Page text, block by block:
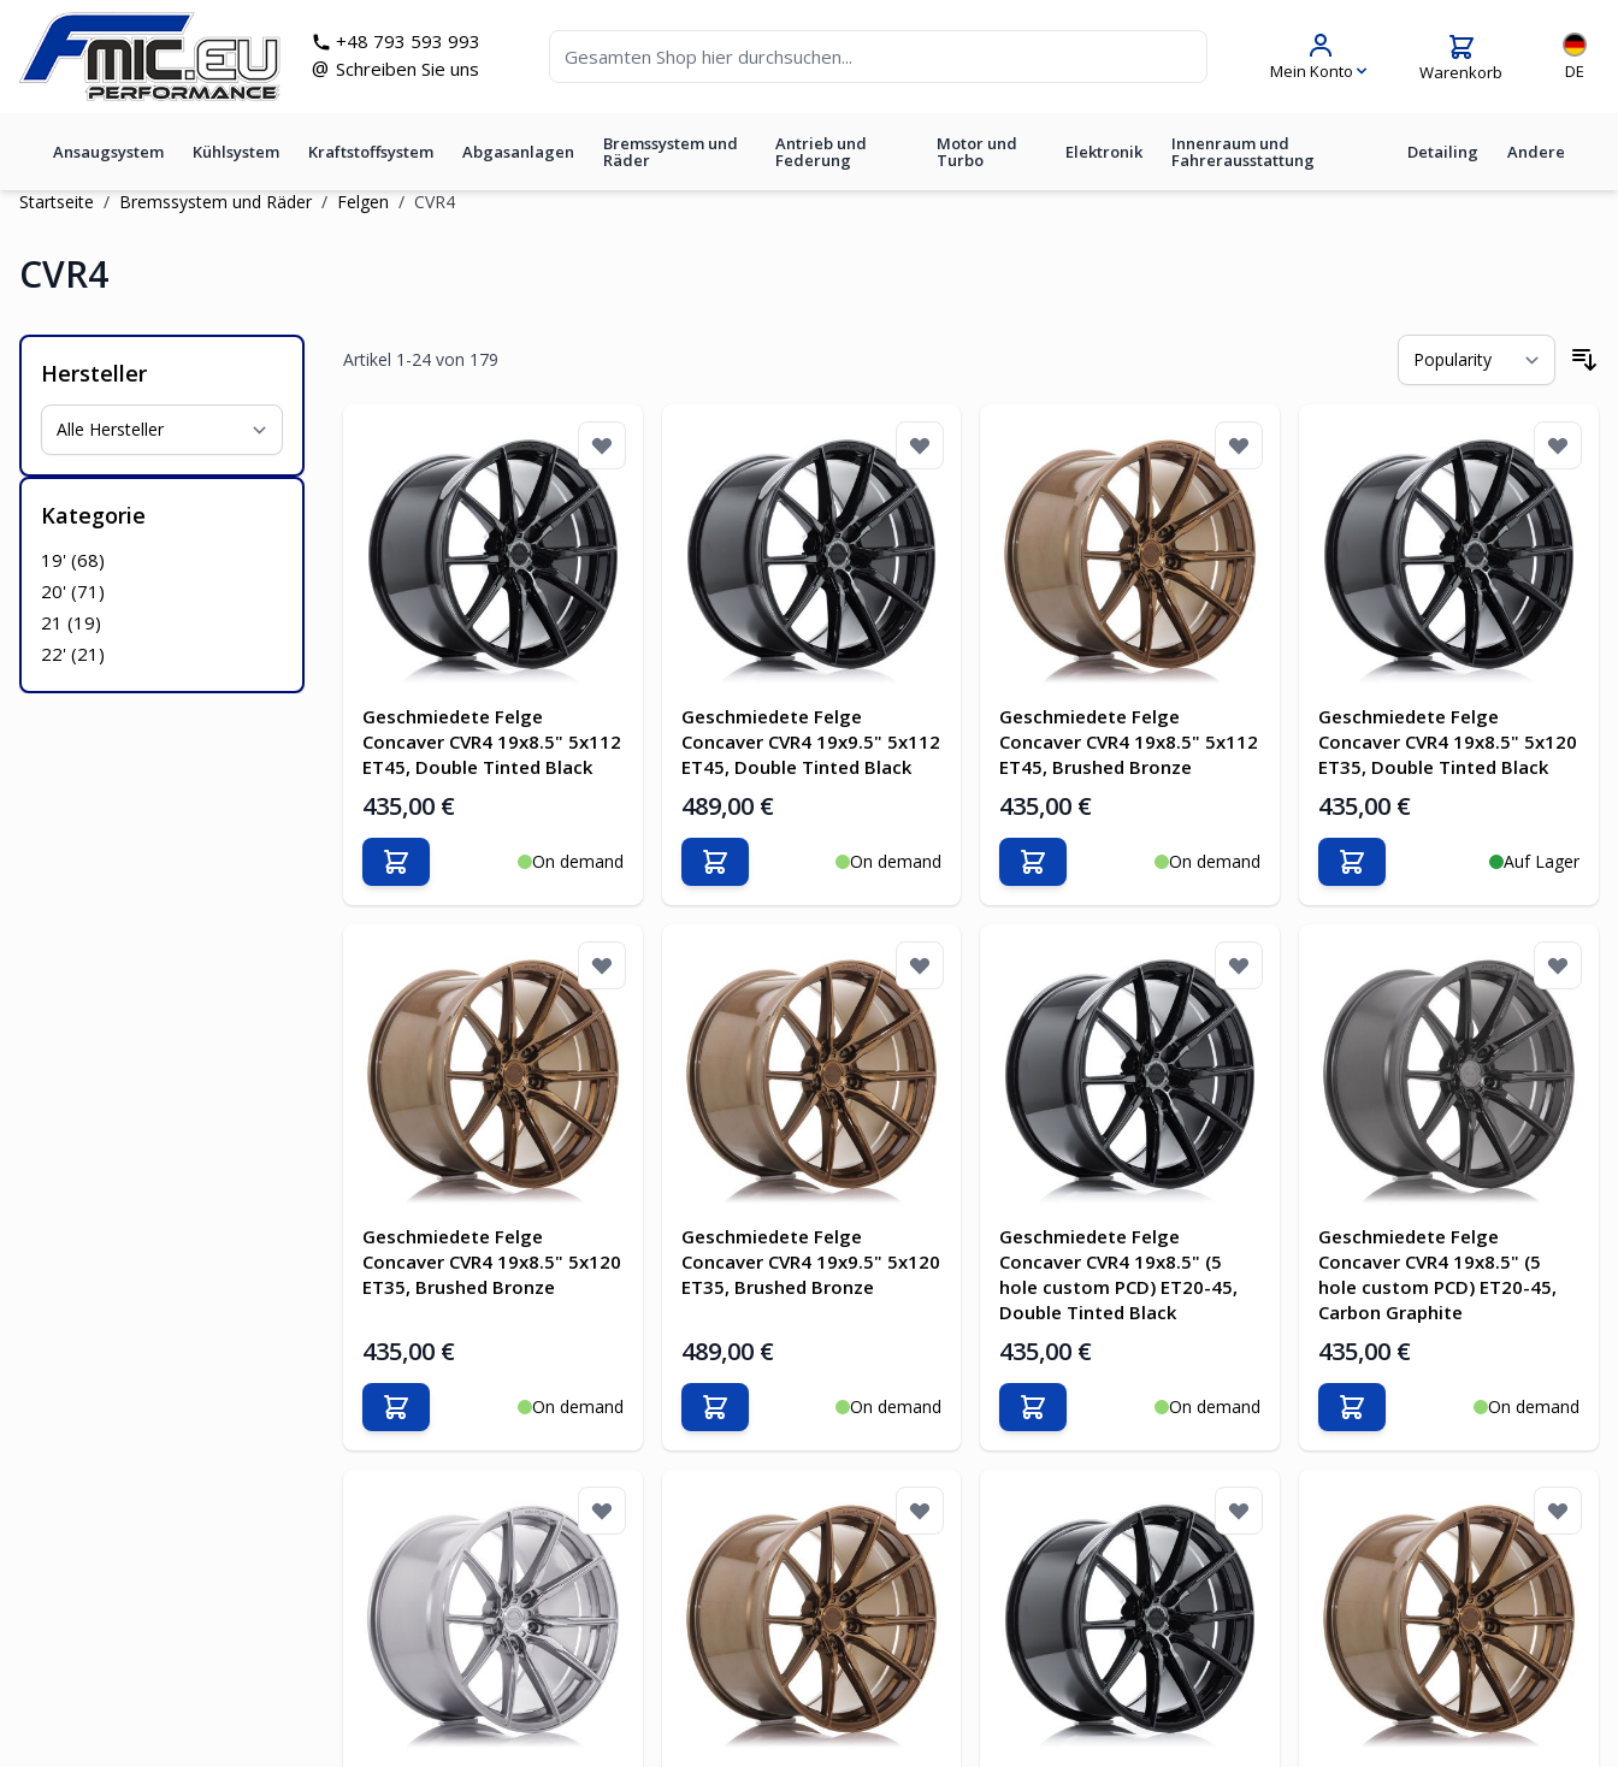
Zum Inhalt springen
+48 793 593 993
@ Schreiben Sie uns Mein Konto Warenkorb
Sprache
DE
Ansaugsystem Kühlsystem Kraftstoffsystem Abgasanlagen Bremssystem und
Räder
Antrieb und
Federung
Motor und
Turbo Elektronik Innenraum und
Fahrerausstattung Detailing Andere
Startseite / Bremssystem und Räder / Felgen / CVR4
CVR4
Hersteller
Kategorie
19' (68)
20' (71 )
21 (19)
22' (21 )
Artikel 1 -24von 179
Geschmiedete Felge
Concaver CVR4 19x8.5" 5x112
ET45, Double Tinted Black
435,00 €
On demand
In den Warenkorb
Geschmiedete Felge
Concaver CVR4 19x9.5" 5x112
ET45, Double Tinted Black
489,00 €
On demand
In den Warenkorb
Geschmiedete Felge
Concaver CVR4 19x8.5" 5x112
ET45, Brushed Bronze
435,00 €
On demand
In den Warenkorb
Geschmiedete Felge
Concaver CVR4 19x8.5" 5x120
ET35, Double Tinted Black
435,00 €
Auf Lager
In den Warenkorb
Geschmiedete Felge
Concaver CVR4 19x8.5" 5x120
ET35, Brushed Bronze
435,00 €
On demand
In den Warenkorb
Geschmiedete Felge
Concaver CVR4 19x9.5" 5x120
ET35, Brushed Bronze
489,00 €
On demand
In den Warenkorb
Geschmiedete Felge
Concaver CVR4 19x8.5" (5
hole custom PCD) ET20-45,
Double Tinted Black
435,00 €
On demand
In den Warenkorb
Geschmiedete Felge
Concaver CVR4 19x8.5" (5
hole custom PCD) ET20-45,
Carbon Graphite
435,00 €
On demand
In den Warenkorb